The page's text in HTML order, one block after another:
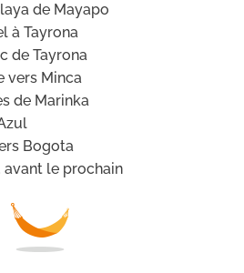
de Mayapo
à Tayrona
de Tayrona
vers Minca
de Marinka
Bogota
avant le prochain